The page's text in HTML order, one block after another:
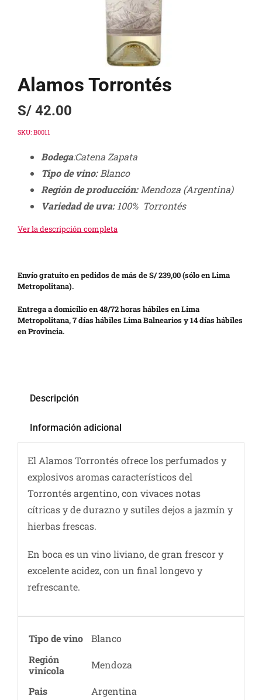
Alamos Torrontés
S/42.00
SKU: B0011
Bodega:Catena Zapata
Tipo de vino:Blanco
Región de producción:Mendoza(Argentina)
Variedad de uva:100% Torrontés
Ver la descripción completa
Envío gratuito en pedidos de más de S/ 239,00 (sólo en Lima
Metropolitana).
Entrega a domicilio en 48/72 horas hábiles en Lima
Metropolitana, 7 días hábiles Lima Balnearios y 14 días hábiles
en Provincia.
Descripción
Información adicional
El Alamos Torrontés ofrece los perfumados y
explosivos aromas característicos del
Torrontés argentino, con vivaces notas
cítricas y de durazno y sutiles dejos a jazmín y
hierbas frescas.
En boca es un vino liviano, de gran frescor y
excelente acidez, con un final longevo y
refrescante.
Tipo de vino
Blanco
Región
vinícola
Mendoza
Pais
Argentina